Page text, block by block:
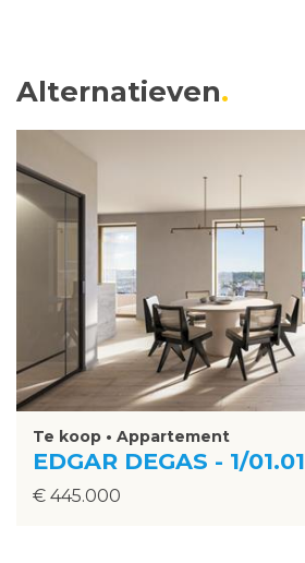
Alternatieven
Te koop • Appartement
EDGAR DEGAS - 1/01.01
€ 445.000